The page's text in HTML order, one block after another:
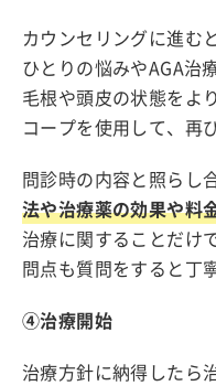
カウンセリングに進む
ひとりの悩みやAGA治
毛根や頭皮の状態をよ
コープを使用して、再
問診時の内容と照らし
法や治療薬の効果や料
治療に関することだけ
問点も質問をすると丁
④治療開始
治療方針に納得したら